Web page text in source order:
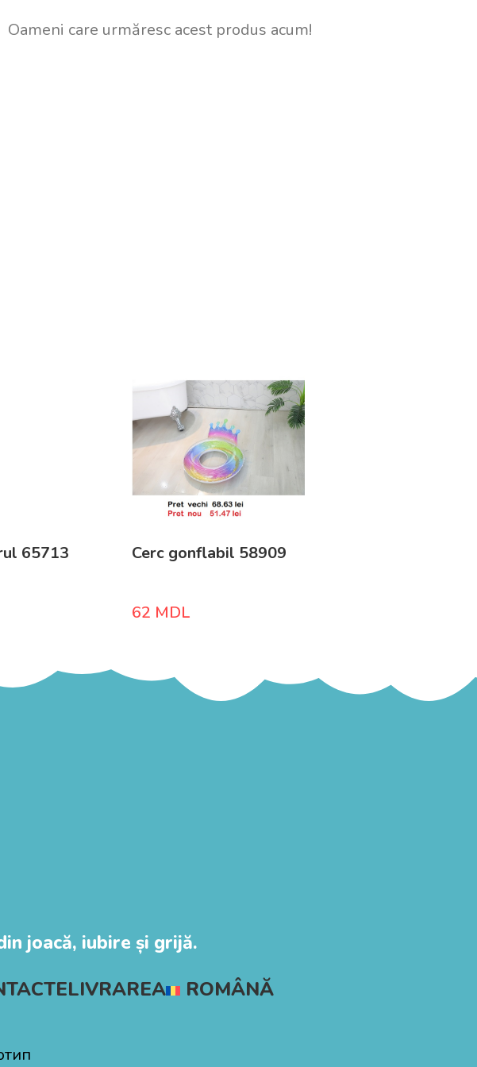
Oameni care urmăresc acest produs acum!
65713 Cerc gonflabil 58909
62 MDL
joacă, iubire și grijă.
LIVRAREA
ROMÂNĂ